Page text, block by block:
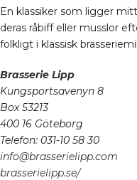
En klassiker som ligger
deras råbiff eller musslor
folkligt i klassisk
Brasserie Lipp
Kungsportsavenyn 8
Box 53213
400 16 Göteborg
Telefon: 031-10 58 30
info@brasserielipp.com
brasserielipp.se/